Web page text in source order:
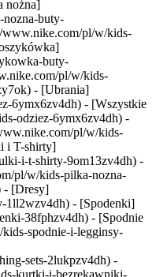
nożna]
buty-
pl/w/kids-
buty-
pl/w/kids-
- [Ubrania]
6ymx6zv4dh) - [Wszystkie
odziez-6ymx6zv4dh) -
pl/w/kids-
i T-shirty]
i-t-shirty-9om13zv4dh) -
pl/w/kids-pilka-nozna-
- [Dresy]
1ll2wzv4dh) - [Spodenki]
38fphzv4dh) - [Spodnie
spodnie-i-legginsy-
sets-2lukpzv4dh) -
kurtki-i-bezrekawniki-